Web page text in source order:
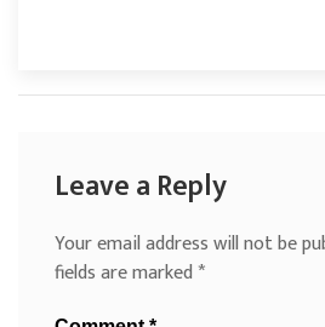
Leave a Reply
Your email address will not be
fields are marked*